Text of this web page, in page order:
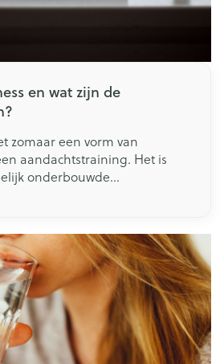
en wat zijn de
zomaar een vorm van
aandachtstraining. Het is
onderbouwde
waarbij men het vaak
en boeddhisme. In dit
je uit wat mindfulness is, en
je tijdens je dagelijkse leven